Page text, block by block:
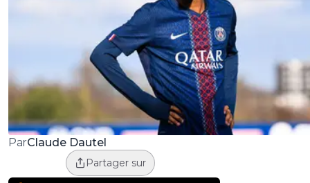
ParClaude Dautel
Partager sur